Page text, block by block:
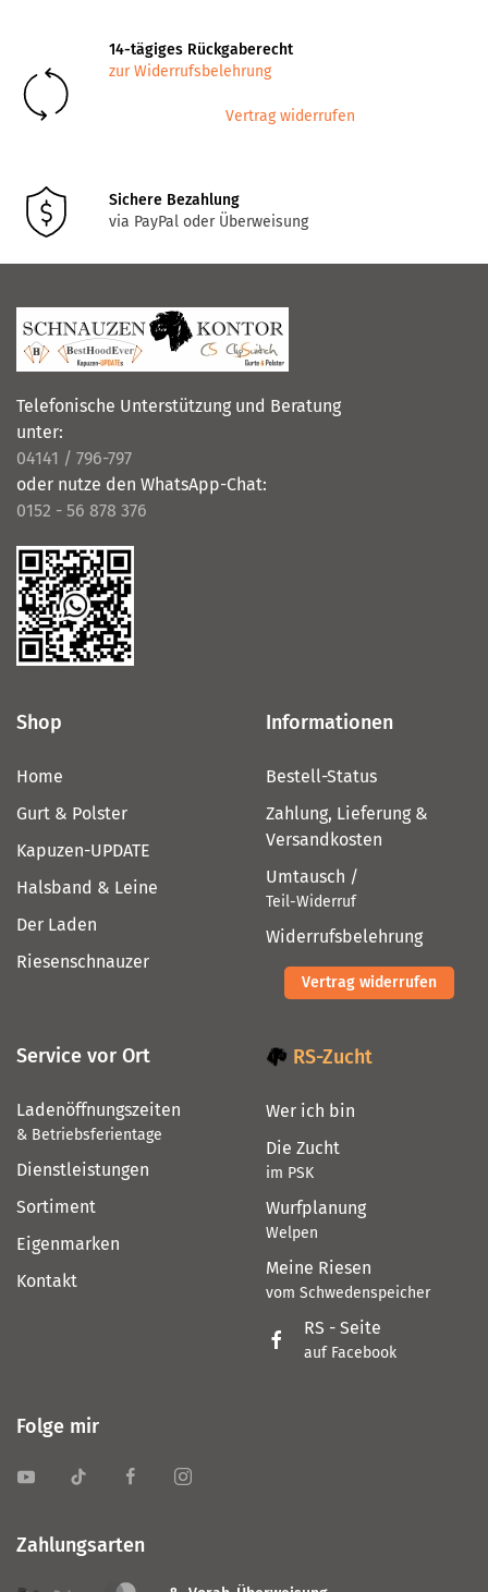
können
auf
14-tägiges Rückgaberecht
zur Widerrufsbelehrung
Vertrag widerrufen
Sichere Bezahlung
via PayPal oder Überweisung
Telefonische Unterstützung und Beratung
unter:
04141 / 796-797
oder nutze den WhatsApp-Chat:
0152 - 56 878 376
Shop
Home
Gurt & Polster
Kapuzen-UPDATE
Halsband & Leine
Der Laden
Riesenschnauzer
Informationen
Bestell-Status
Zahlung, Lieferung &
Versandkosten
Umtausch /
Teil-Widerruf
Widerrufsbelehrung
Vertrag widerrufen
Service vor Ort
Ladenöffnungszeiten
& Betriebsferientage
Dienstleistungen
Sortiment
Eigenmarken
Kontakt
RS-Zucht
Wer ich bin
Die Zucht
im PSK
Wurfplanung
Welpen
Meine Riesen
vom Schwedenspeicher
RS - Seite
auf Facebook
Folge mir
Zahlungsarten